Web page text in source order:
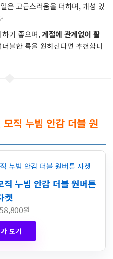
은 고급스러움을 더하며, 개성 있
하기 좋으며,계절에 관계없이 활
블한 룩을 원하신다면 추천합니
직 누빔 안감 더블 원
누빔 안감 더블 원버튼
켓
원
보기